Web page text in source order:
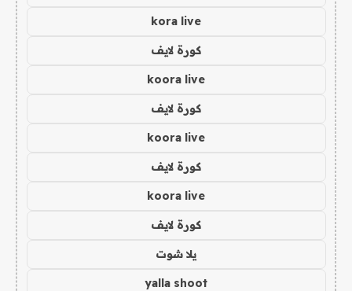
kora live
كورة لايف
koora live
كورة لايف
koora live
كورة لايف
koora live
كورة لايف
يلا شوت
yalla shoot